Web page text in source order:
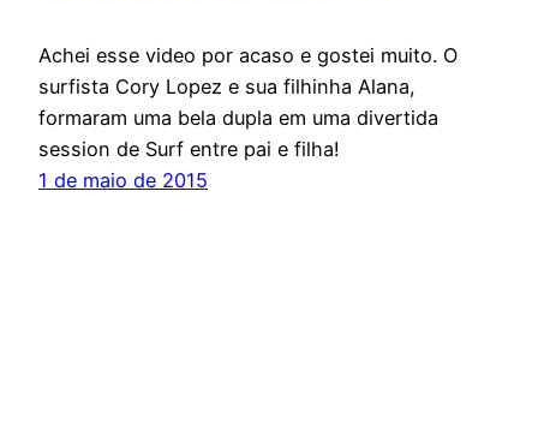
Achei esse video por acaso e gostei muito. O
surfista Cory Lopez e sua filhinha Alana,
formaram uma bela dupla em uma divertida
session de Surf entre pai e filha!
1 de maio de 2015